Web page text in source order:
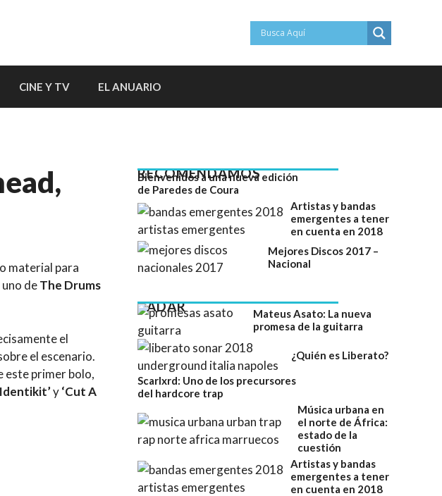
CINE Y TV EL ANUARIO
material para
uno deThe Drums
el
el escenario.
este primer bolo,
y‘Cut A
RECOMENDAMOS
Bienvenidos a una nueva edición
de Paredes de Coura
Artistas y bandas
emergentes a tener
en cuenta en 2018
Mejores Discos 2017 –
Nacional
RADAR
Mateus Asato: La nueva
promesa de la guitarra
¿Quién es Liberato?
Scarlxrd: Uno de los precursores
del hardcore trap
Música urbana en
el norte de África:
estado de la
cuestión
Artistas y bandas
emergentes a tener
en cuenta en 2018